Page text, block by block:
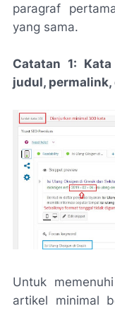
paragraf
yang sama.
Catatan 1:
judul, permalink,
Untuk
artikel minimal